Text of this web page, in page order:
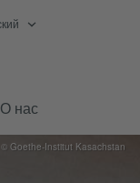
О нас
© Goethe-Institut Kasachstan